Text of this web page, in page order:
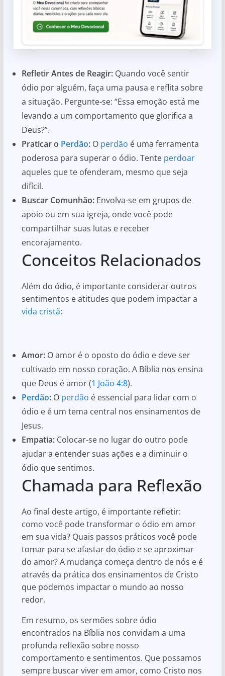
Refletir Antes de Reagir:Quando você sentir
ódio por alguém, faça uma pausa e reflita sobre
a situação. Pergunte-se: “Essa emoção está me
levando a um comportamento que glorifica a
Deus?”.
Praticar o Perdão:O perdão é uma ferramenta
poderosa para superar o ódio. Tente perdoar
aqueles que te ofenderam, mesmo que seja
difícil.
Buscar Comunhão:Envolva-se em grupos de
apoio ou em sua igreja, onde você pode
compartilhar suas lutas e receber
encorajamento.
Conceitos Relacionados
Além do ódio, é importante considerar outros
sentimentos e atitudes que podem impactar a
vida cristã:
Amor:O amor é o oposto do ódio e deve ser
cultivado em nosso coração. A Bíblia nos ensina
que Deus é amor (1 João 4:8).
Perdão:O perdão é essencial para lidar com o
ódio e é um tema central nos ensinamentos de
Jesus.
Empatia:Colocar-se no lugar do outro pode
ajudar a entender suas ações e a diminuir o
ódio que sentimos.
Chamada para Reflexão
Ao final deste artigo, é importante refletir:
como você pode transformar o ódio em amor
em sua vida? Quais passos práticos você pode
tomar para se afastar do ódio e se aproximar
do amor? A mudança começa dentro de nós e é
através da prática dos ensinamentos de Cristo
que podemos impactar o mundo ao nosso
redor.
Em resumo, os sermões sobre ódio
encontrados na Bíblia nos convidam a uma
profunda reflexão sobre nosso
comportamento e sentimentos. Que possamos
sempre buscar viver em amor, como Cristo nos